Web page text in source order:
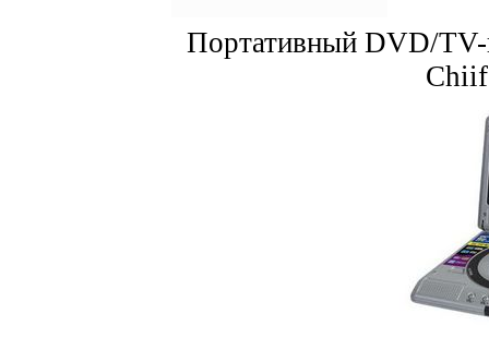
Портативный DVD/TV-